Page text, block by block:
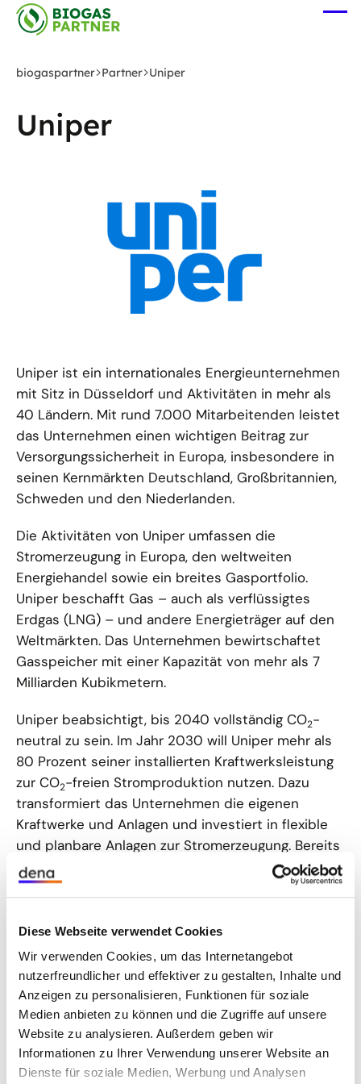
Diese Webseite verwendet Cookies
Wir verwenden Cookies, um das Internetangebot
nutzerfreundlicher und effektiver zu gestalten, Inhalte und
Anzeigen zu personalisieren, Funktionen für soziale
Medien anbieten zu können und die Zugriffe auf unsere
Website zu analysieren. Außerdem geben wir
Informationen zu Ihrer Verwendung unserer Website an
Dienste für soziale Medien, Werbung und Analysen
Zum
Hauptinhalt
biogaspartner Partner Uniper
Uniper
Uniper ist ein internationales Energieunternehmen
mit Sitz in Düsseldorf und Aktivitäten in mehr als
40 Ländern. Mit rund 7.000 Mitarbeitenden leistet
das Unternehmen einen wichtigen Beitrag zur
Versorgungssicherheit in Europa, insbesondere in
seinen Kernmärkten Deutschland, Großbritannien,
Schweden und den Niederlanden.
Die Aktivitäten von Uniper umfassen die
Stromerzeugung in Europa, den weltweiten
Energiehandel sowie ein breites Gasportfolio.
Uniper beschafft Gas – auch als verflüssigtes
Erdgas (LNG) – und andere Energieträger auf den
Weltmärkten. Das Unternehmen bewirtschaftet
Gasspeicher mit einer Kapazität von mehr als 7
Milliarden Kubikmetern.
Uniper beabsichtigt, bis 2040 vollständig CO2-
neutral zu sein. Im Jahr 2030 will Uniper mehr als
80 Prozent seiner installierten Kraftwerksleistung
zur CO2-freien Stromproduktion nutzen. Dazu
transformiert das Unternehmen die eigenen
Kraftwerke und Anlagen und investiert in flexible
und planbare Anlagen zur Stromerzeugung. Bereits
heute ist das Unternehmen einer der größten
Betreiber von Wasserkraftwerken in Europa und
Windenergie als Schlüssel für eine nachhaltigere
und sichere Zukunft voran. Das Gasportfolio wird
schrittweise um grüne Gase wie Wasserstoff und
Biomethan ergänzt mit dem Ziel der langfristigen
Umstellung.
Uniper ist ein verlässlicher Partner für Kommunen,
Stadtwerke und Industrieunternehmen bei der